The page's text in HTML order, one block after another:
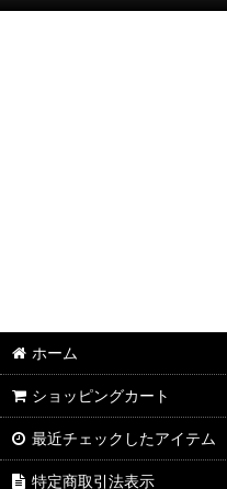
長袖シャツ：和柄
長袖シャツ：アメカジ・他
ジャケット：アメカジ・他
ホーム
ショッピングカート
最近チェックしたアイテム
特定商取引法表示